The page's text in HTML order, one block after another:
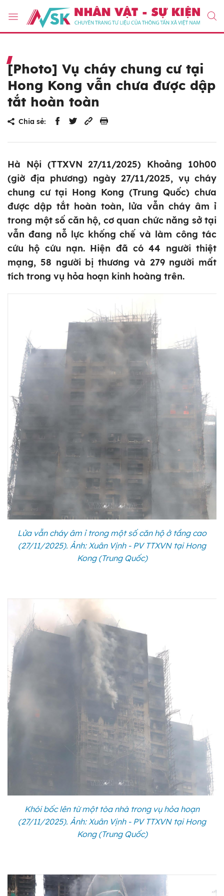
[Photo] Vụ cháy chung cư tại
Hong Kong vẫn chưa được dập
tắt hoàn toàn
Chia sẻ:
Hà Nội (TTXVN 27/11/2025) Khoảng 10h00
(giờ địa phương) ngày 27/11/2025, vụ cháy
chung cư tại Hong Kong (Trung Quốc) chưa
được dập tắt hoàn toàn, lửa vẫn cháy âm ỉ
trong một số căn hộ, cơ quan chức năng sở tại
vẫn đang nỗ lực khống chế và làm công tác
cứu hộ cứu nạn. Hiện đã có 44 người thiệt
mạng, 58 người bị thương và 279 người mất
tích trong vụ hỏa hoạn kinh hoàng trên.
Lửa vẫn cháy âm ỉ trong một số căn hộ ở tầng cao
(27/11/2025). Ảnh: Xuân Vịnh - PV TTXVN tại Hong
Kong (Trung Quốc)
Khói bốc lên từ một tòa nhà trong vụ hỏa hoạn
(27/11/2025). Ảnh: Xuân Vịnh - PV TTXVN tại Hong
Kong (Trung Quốc)